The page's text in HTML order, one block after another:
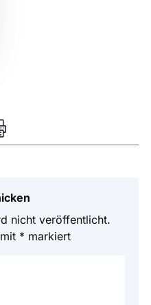
nicht veröffentlicht.
* markiert